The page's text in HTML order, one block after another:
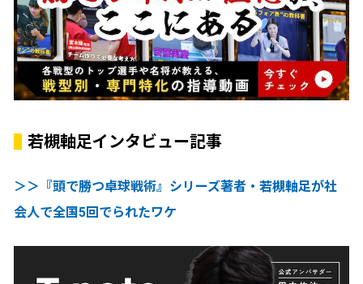
若槻軸足インタビュー記事
＞＞『頭で勝つ卓球戦術』シリーズ著者・若槻軸足が社
会人で全国5回でられたワケ